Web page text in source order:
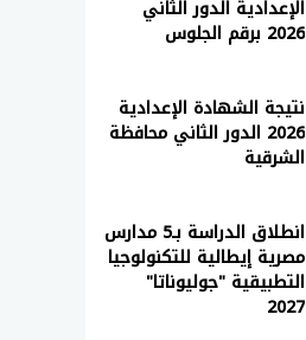
الإعدادية الدور الثاني
2026 برقم الجلوس
نتيجة الشهادة الإعدادية
2026 الدور الثاني محافظة
الشرقية
انطلاق الدراسة بـ5 مدارس
مصرية إيطالية للتكنولوجيا
التطبيقية "جوليوناتا"
2027